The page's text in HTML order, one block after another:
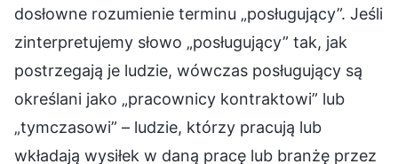
dosłowne rozumienie terminu „posługujący”. Jeśli
zinterpretujemy słowo „posługujący” tak, jak
postrzegają je ludzie, wówczas posługujący są
określani jako „pracownicy kontraktowi” lub
„tymczasowi” – ludzie, którzy pracują lub
wkładają wysiłek w daną pracę lub branżę przez